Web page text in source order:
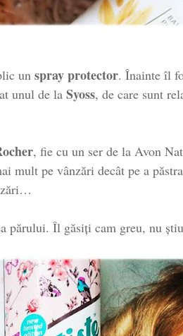
un spray protector. Înainte îl
unul de la Syoss, de care sunt
, fie cu un ser de la Avon
mult pe vânzări decât pe a
părului. Îl găsiți cam greu, nu